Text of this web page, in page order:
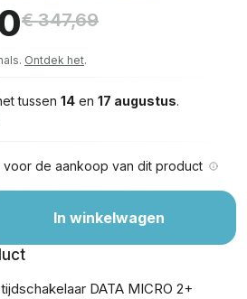
€ 347,69
Ontdek het.
tussen 14 en 17 augustus.
voor de aankoop van dit product
In winkelwagen
DATA MICRO 2+